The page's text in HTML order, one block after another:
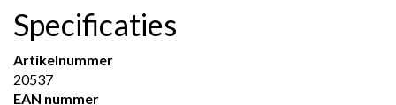
Specificaties
Artikelnummer
20537
EAN nummer